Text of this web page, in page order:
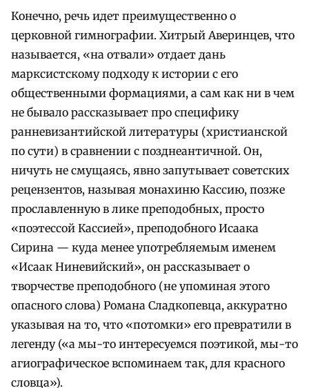
Конечно, речь идет преимущественно о
церковной гимнографии. Хитрый Аверинцев, что
называется, «на отвали» отдает дань
марксистскому подходу к истории с его
общественными формациями, а сам как ни в чем
не бывало рассказывает про специфику
ранневизантийской литературы (христианской
по сути) в сравнении с позднеантичной. Он,
ничуть не смущаясь, явно запутывает советских
рецензентов, называя монахиню Кассию, позже
прославленную в лике преподобных, просто
«поэтессой Кассией», преподобного Исаака
Сирина — куда менее употребляемым именем
«Исаак Ниневийский», он рассказывает о
творчестве преподобного (не упоминая этого
опасного слова) Романа Сладкопевца, аккуратно
указывая на то, что «потомки» его превратили в
легенду («а мы-то интересуемся поэтикой, мы-то
агиографическое вспоминаем так, для красного
словца»).